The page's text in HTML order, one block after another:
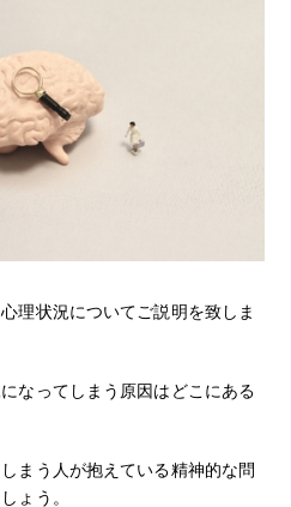
理状況についてご説明を致しま
なってしまう原因はどこにある
まう人が抱えている精神的な問
ょう。